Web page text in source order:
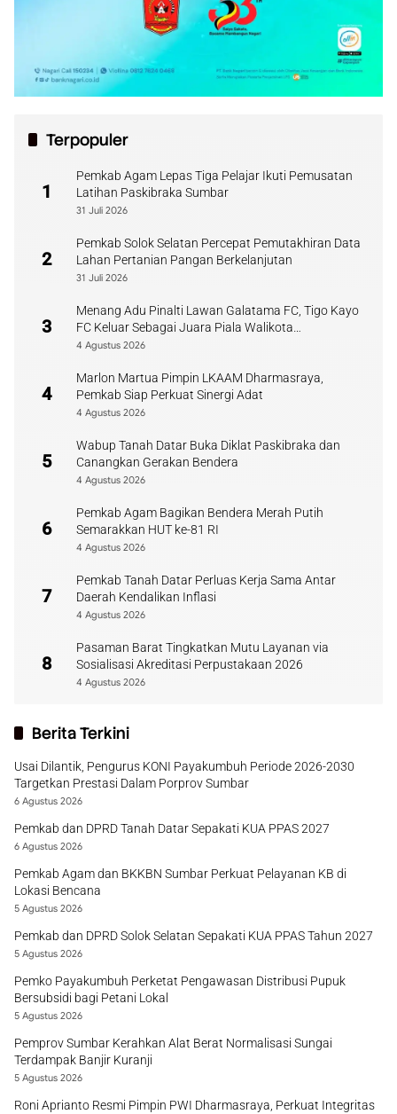
Terpopuler
1
Pemkab Agam Lepas Tiga Pelajar Ikuti Pemusatan
Latihan Paskibraka Sumbar
31 Juli 2026
2
Pemkab Solok Selatan Percepat Pemutakhiran Data
Lahan Pertanian Pangan Berkelanjutan
31 Juli 2026
3
Menang Adu Pinalti Lawan Galatama FC, Tigo Kayo
FC Keluar Sebagai Juara Piala Walikota
Payakumbuh
4 Agustus 2026
4
Marlon Martua Pimpin LKAAM Dharmasraya,
Pemkab Siap Perkuat Sinergi Adat
4 Agustus 2026
5
Wabup Tanah Datar Buka Diklat Paskibraka dan
Canangkan Gerakan Bendera
4 Agustus 2026
6
Pemkab Agam Bagikan Bendera Merah Putih
Semarakkan HUT ke-81 RI
4 Agustus 2026
7
Pemkab Tanah Datar Perluas Kerja Sama Antar
Daerah Kendalikan Inflasi
4 Agustus 2026
8
Pasaman Barat Tingkatkan Mutu Layanan via
Sosialisasi Akreditasi Perpustakaan 2026
4 Agustus 2026
Berita Terkini
Usai Dilantik, Pengurus KONI Payakumbuh Periode 2026-2030
Targetkan Prestasi Dalam Porprov Sumbar
6 Agustus 2026
Pemkab dan DPRD Tanah Datar Sepakati KUA PPAS 2027
6 Agustus 2026
Pemkab Agam dan BKKBN Sumbar Perkuat Pelayanan KB di
Lokasi Bencana
5 Agustus 2026
Pemkab dan DPRD Solok Selatan Sepakati KUA PPAS Tahun 2027
5 Agustus 2026
Pemko Payakumbuh Perketat Pengawasan Distribusi Pupuk
Bersubsidi bagi Petani Lokal
5 Agustus 2026
Pemprov Sumbar Kerahkan Alat Berat Normalisasi Sungai
Terdampak Banjir Kuranji
5 Agustus 2026
Roni Aprianto Resmi Pimpin PWI Dharmasraya, Perkuat Integritas